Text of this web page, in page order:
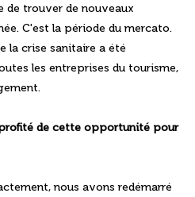
de trouver de nouveaux
C'est la période du mercato.
la crise sanitaire a été
les entreprises du tourisme,
de cette opportunité pour
nous avons redémarré